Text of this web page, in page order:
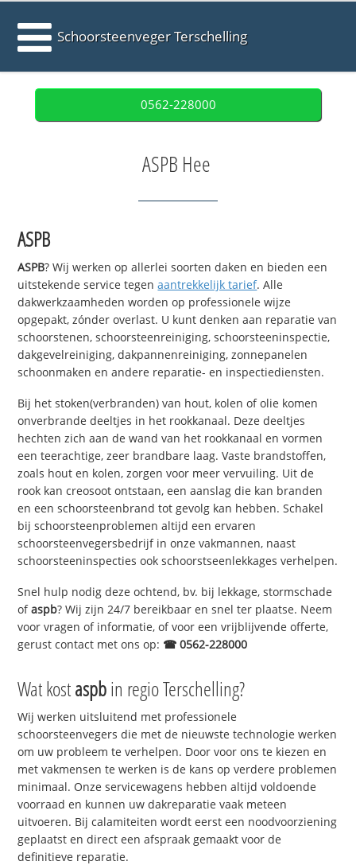
Schoorsteenveger Terschelling
0562-228000
ASPB Hee
ASPB
ASPB? Wij werken op allerlei soorten daken en bieden een
uitstekende service tegenaantrekkelijk tarief. Alle
dakwerkzaamheden worden op professionele wijze
opgepakt, zónder overlast. U kunt denken aan reparatie van
schoorstenen, schoorsteenreiniging, schoorsteeninspectie,
dakgevelreiniging, dakpannenreiniging, zonnepanelen
schoonmaken en andere reparatie- en inspectiediensten.
Bij het stoken(verbranden) van hout, kolen of olie komen
onverbrande deeltjes in het rookkanaal. Deze deeltjes
hechten zich aan de wand van het rookkanaal en vormen
een teerachtige, zeer brandbare laag. Vaste brandstoffen,
zoals hout en kolen, zorgen voor meer vervuiling. Uit de
rook kan creosoot ontstaan, een aanslag die kan branden
en een schoorsteenbrand tot gevolg kan hebben. Schakel
bij schoorsteenproblemen altijd een ervaren
schoorsteenvegersbedrijf in onze vakmannen, naast
schoorsteeninspecties ook schoorstseenlekkages verhelpen.
Snel hulp nodig deze ochtend, bv. bij lekkage, stormschade
ofaspb? Wij zijn 24/7 bereikbaar en snel ter plaatse. Neem
voor vragen of informatie, of voor een vrijblijvende offerte,
gerust contact met ons op: ☎ 0562-228000
Wat kostaspbin regio Terschelling?
Wij werken uitsluitend met professionele
schoorsteenvegers die met de nieuwste technologie werken
om uw probleem te verhelpen. Door voor ons te kiezen en
met vakmensen te werken is de kans op verdere problemen
minimaal. Onze servicewagens hebben altijd voldoende
voorraad en kunnen uw dakreparatie vaak meteen
uitvoeren. Bij calamiteiten wordt eerst een noodvoorziening
geplaatst en direct een afspraak gemaakt voor de
definitieve reparatie.